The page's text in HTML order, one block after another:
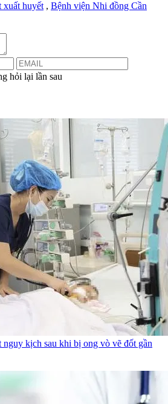
xuất huyết , Bệnh viện Nhi đồng Cần
hỏi lại lần sau
nguy kịch sau khi bị ong vò vẽ đốt gần